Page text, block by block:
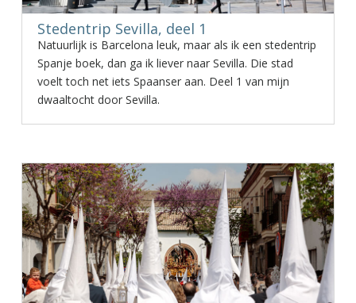
Stedentrip Sevilla, deel 1
Natuurlijk is Barcelona leuk, maar als ik een stedentrip
Spanje boek, dan ga ik liever naar Sevilla. Die stad
voelt toch net iets Spaanser aan. Deel 1 van mijn
dwaaltocht door Sevilla.